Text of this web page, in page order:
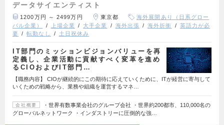
データサイエンティスト
1200万円 ～ 2499万円 東京都
海外展開あり（日系グロー
バル企業）
上場企業 大手企業 海外出張 海外折衝
英語力が必
要
転勤なし 土日祝休み
IT部門のミッションビジョンバリューを再
定義し、企業活動に貢献すべく変革を進め
るCIOおよびIT部門…
【職務内容】 CIOが継続的にこの期待に応えていくために、ITが経営に寄与して
いくための戦略から、業務や組織を運営するマネ…
会社概要
・世界有数事業会社のグループ会社 ・世界約200都市、110,000名の
グローバルネットワーク ・インダストリーに圧倒的な強…